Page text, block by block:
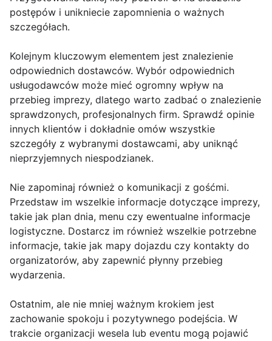
postępów i unikniecie zapomnienia o ważnych
szczegółach.
Kolejnym kluczowym elementem jest znalezienie
odpowiednich dostawców. Wybór odpowiednich
usługodawców może mieć ogromny wpływ na
przebieg imprezy, dlatego warto zadbać o znalezienie
sprawdzonych, profesjonalnych firm. Sprawdź opinie
innych klientów i dokładnie omów wszystkie
szczegóły z wybranymi dostawcami, aby uniknąć
nieprzyjemnych niespodzianek.
Nie zapominaj również o komunikacji z gośćmi.
Przedstaw im wszelkie informacje dotyczące imprezy,
takie jak plan dnia, menu czy ewentualne informacje
logistyczne. Dostarcz im również wszelkie potrzebne
informacje, takie jak mapy dojazdu czy kontakty do
organizatorów, aby zapewnić płynny przebieg
wydarzenia.
Ostatnim, ale nie mniej ważnym krokiem jest
zachowanie spokoju i pozytywnego podejścia. W
trakcie organizacji wesela lub eventu mogą pojawić